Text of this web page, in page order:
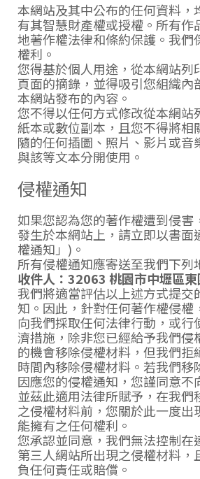
本網站及其中公布的任何資料，
有其智慧財產權或授權。所有作
地著作權法律和條約保護。我們
權利。
您得基於個人用途，從本網站列
頁面的摘錄，並得吸引您組織內
本網站發布的內容。
您不得以任何方式修改從本網站
紙本或數位副本，且您不得將相
隨的任何插圖、照片、影片或音
與該等文本分開使用。
侵權通知
如果您認為您的著作權遭到侵害
發生於本網站上，請立即以書面
權通知」)。
所有侵權通知應寄送至我們下列
收件人：32063 桃園市中壢區
我們將適當評估以上述方式提交
知。因此，針對任何著作權侵權
向我們採取任何法律行動，或行
濟措施，除非您已經給予我們侵
的機會移除侵權材料，但我們拒
時間內移除侵權材料。若我們移
因應您的侵權通知，您謹同意不
並茲此適用法律所賦予，在我們
之侵權材料前，您關於此一度出
能擁有之任何權利。
您承認並同意，我們無法控制在
第三人網站所出現之侵權材料，
負任何責任或賠償。